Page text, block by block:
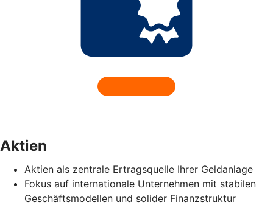
Aktien
Aktien als zentrale Ertragsquelle Ihrer Geldanlage
Fokus auf internationale Unternehmen mit stabilen
Geschäftsmodellen und solider Finanzstruktur